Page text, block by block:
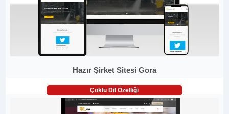
Hazır Şirket Sitesi Gora
Çoklu Dil Özelliği